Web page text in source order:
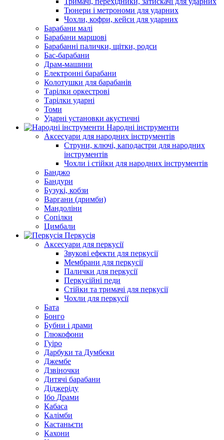
Тюнери і метрономи для ударних
Чохли, кофри, кейси для ударних
Барабани малі
Барабани маршові
Барабанні палички, щітки, родси
Бас-барабани
Драм-машини
Електронні барабани
Колотушки для барабанів
Тарілки оркестрові
Тарілки ударні
Томи
Ударні установки акустичні
Народні інструменти
Аксесуари для народних інструментів
Струни, ключі, каподастри для народних
інструментів
Чохли і стійки для народних інструментів
Банджо
Бандури
Бузукі, кобзи
Варгани (дримби)
Мандоліни
Сопілки
Цимбали
Перкусія
Аксесуари для перкусії
Звукові ефекти для перкусії
Мембрани для перкусії
Палички для перкусії
Перкусійні педи
Стійки та тримачі для перкусії
Чохли для перкусії
Бата
Бонго
Бубни і драми
Глюкофони
Гуіро
Дарбуки та Думбеки
Джембе
Дзвіночки
Дитячі барабани
Діджеріду
Ібо Драми
Кабаса
Калімби
Кастаньєти
Кахони